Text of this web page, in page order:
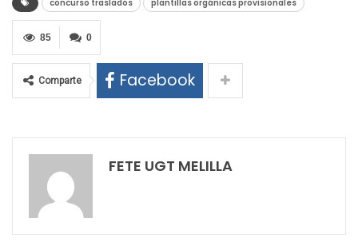
concurso traslados plantillas orgánicas provisionales
0
85
Comparte Facebook
FETE UGT MELILLA